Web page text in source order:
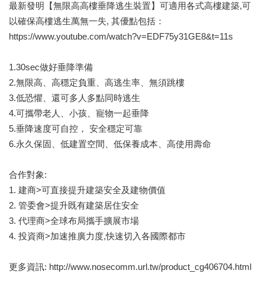
最新發明【無限高高樓垂降逃生裝置】可適用各式高樓建築,可
以確保高樓逃生萬無一失, 其優點包括：
https://www.youtube.com/watch?v=EDF75y31GE8&t=11s
1.30sec做好垂降準備
2.無限高、高穩定負重、高逃生率、無須跳樓
3.低恐懼、還可多人多點同時逃生
4.可攜帶老人、小孩、寵物一起垂降
5.垂降速度可自控， 安全穩定可靠
6.永久保固、低建置空間、低保養成本、高使用壽命
合作對象:
1. 建商>可直接提升建築安全及建物價值
2. 管委會>提升既有建築居住安全
3. 代理商>全球布局攜手擴展市場
4. 投資商>加速推廣力度,快速切入各國際都市
更多資訊: http://www.nosecomm.url.tw/product_cg406704.html